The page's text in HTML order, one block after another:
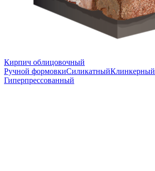
Кирпич облицовочный
Ручной формовкиСиликатныйКлинкерный
Гиперпрессованный